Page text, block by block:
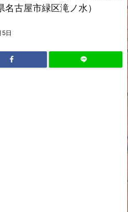
古屋市緑区滝ノ水）
日